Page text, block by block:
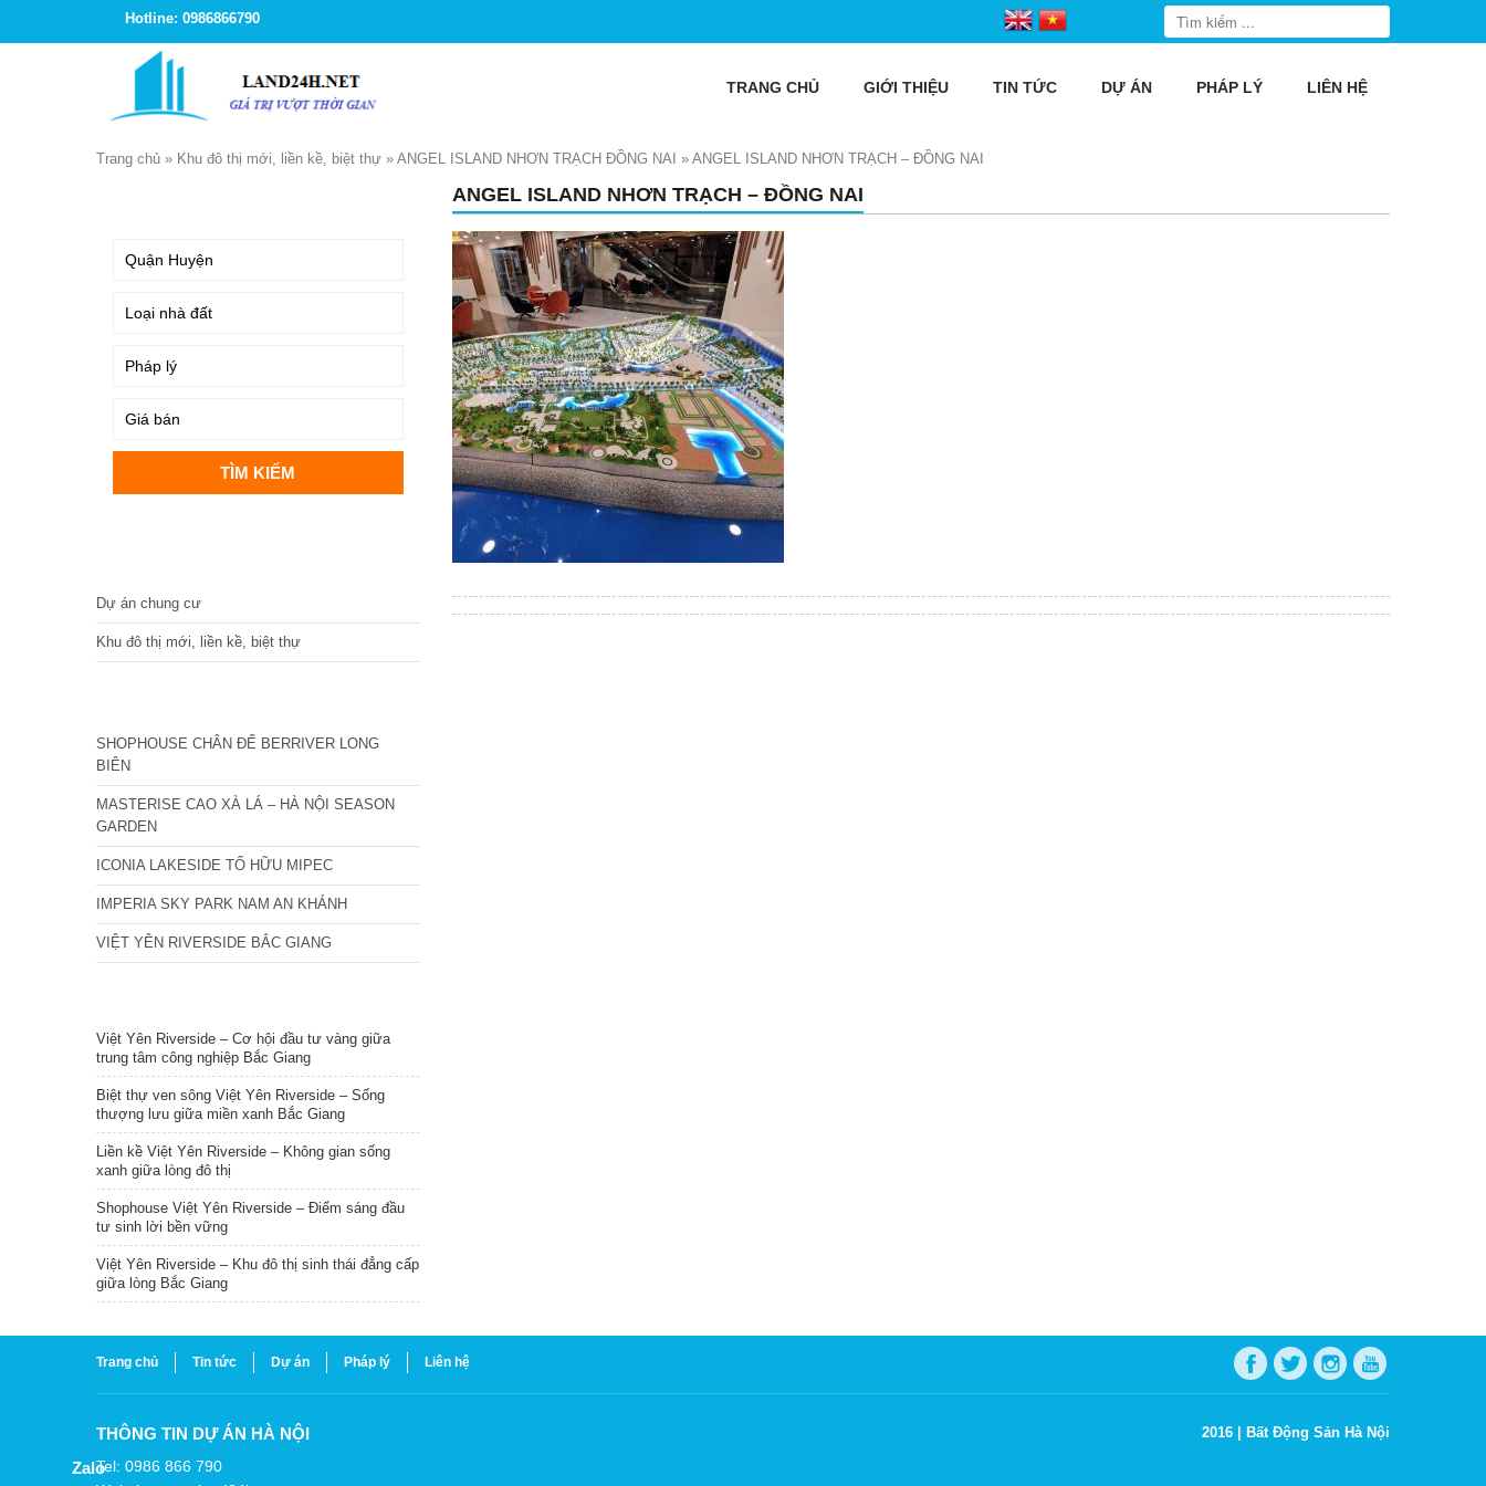
Hotline: 0986866790
TRANG CHỦ GIỚI THIỆU TIN TỨC DỰ ÁN PHÁP LÝ LIÊN HỆ
Trang chủ » Khu đô thị mới, liền kề, biệt thự » ANGEL ISLAND NHƠN TRẠCH ĐỒNG NAI » ANGEL ISLAND NHƠN TRẠCH – ĐỒNG NAI
ANGEL ISLAND NHƠN TRẠCH – ĐỒNG NAI
Dự án chung cư
Khu đô thị mới, liền kề, biệt thự
SHOPHOUSE CHÂN ĐẾ BERRIVER LONG
BIÊN
MASTERISE CAO XÀ LÁ – HÀ NỘI SEASON
GARDEN
ICONIA LAKESIDE TỐ HỮU MIPEC
IMPERIA SKY PARK NAM AN KHÁNH
VIỆT YÊN RIVERSIDE BẮC GIANG
Việt Yên Riverside – Cơ hội đầu tư vàng giữa
trung tâm công nghiệp Bắc Giang
Biệt thự ven sông Việt Yên Riverside – Sống
thượng lưu giữa miền xanh Bắc Giang
Liền kề Việt Yên Riverside – Không gian sống
xanh giữa lòng đô thị
Shophouse Việt Yên Riverside – Điểm sáng đầu
tư sinh lời bền vững
Việt Yên Riverside – Khu đô thị sinh thái đẳng cấp
giữa lòng Bắc Giang
Trang chủ Tin tức Dự án Pháp lý Liên hệ
THÔNG TIN DỰ ÁN HÀ NỘI
Tel: 0986 866 790
2016 | Bất Động Sản Hà Nội
Zalo